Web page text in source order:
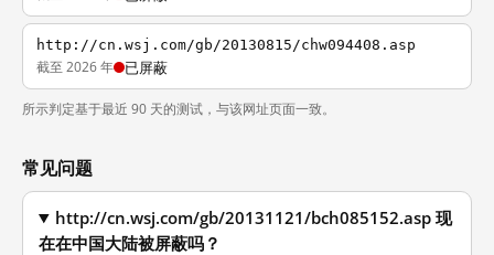
http://cn.wsj.com/gb/20130815/chw094408.asp
截至 2026 年 已屏蔽
所示判定基于最近 90 天的测试，与该网址页面一致。
常见问题
http://cn.wsj.com/gb/20131121/bch085152.asp 现
在在中国大陆被屏蔽吗？